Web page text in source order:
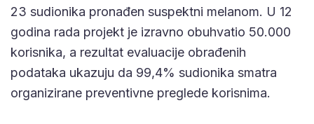
23 sudionika pronađen suspektni melanom. U 12
godina rada projekt je izravno obuhvatio 50.000
korisnika, a rezultat evaluacije obrađenih
podataka ukazuju da 99,4% sudionika smatra
organizirane preventivne preglede korisnima.